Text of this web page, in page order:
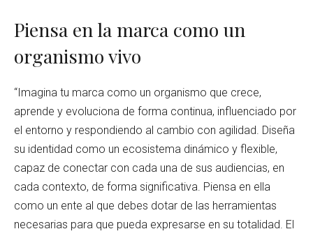
Piensa en la marca como un
organismo vivo
“Imagina tu marca como un organismo que crece,
aprende y evoluciona de forma continua, influenciado por
el entorno y respondiendo al cambio con agilidad. Diseña
su identidad como un ecosistema dinámico y flexible,
capaz de conectar con cada una de sus audiencias, en
cada contexto, de forma significativa. Piensa en ella
como un ente al que debes dotar de las herramientas
necesarias para que pueda expresarse en su totalidad. El